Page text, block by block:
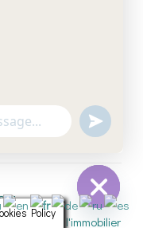
Policy
HIDE